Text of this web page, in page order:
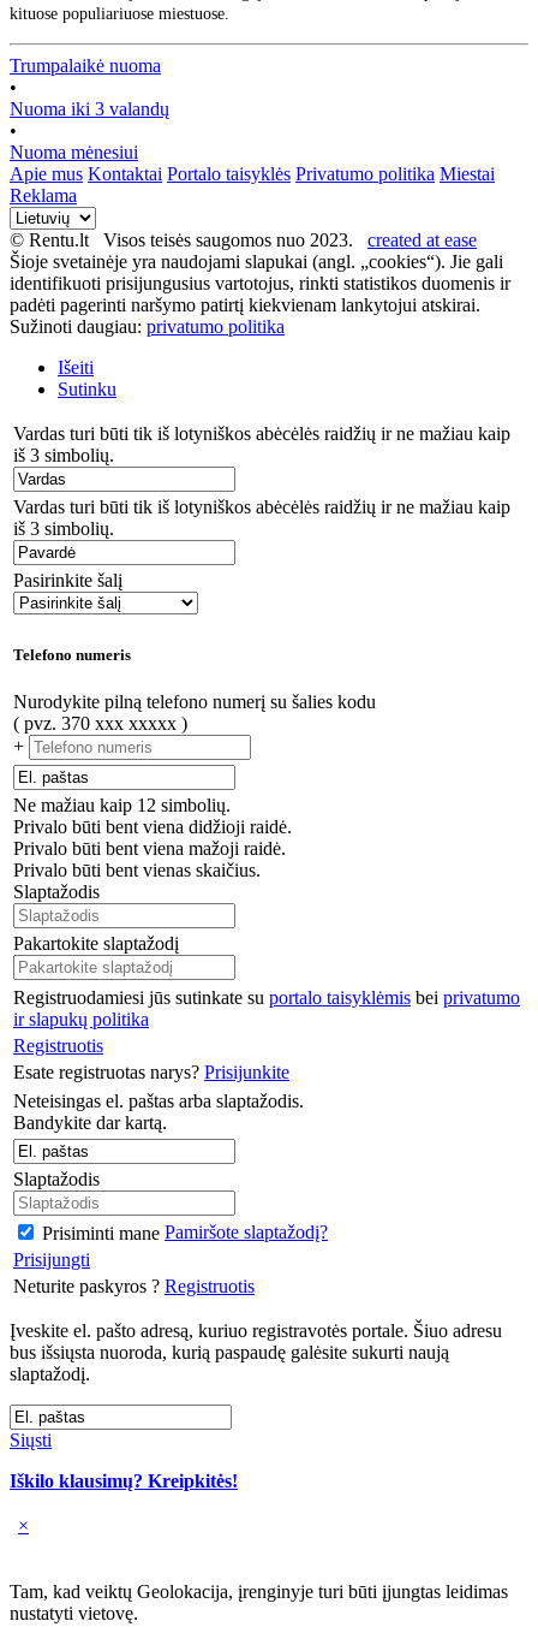
kituose populiariuose miestuose.
Trumpalaikė nuoma
•
Nuoma iki 3 valandų
•
Nuoma mėnesiui
Apie mus Kontaktai Portalo taisyklės Privatumo politika Miestai
Reklama
© Rentu.lt Visos teisės saugomos nuo 2023. created at ease
Šioje svetainėje yra naudojami slapukai (angl. „cookies“). Jie gali
identifikuoti prisijungusius vartotojus, rinkti statistikos duomenis ir
padėti pagerinti naršymo patirtį kiekvienam lankytojui atskirai.
Sužinoti daugiau: privatumo politika
Išeiti
Sutinku
Vardas turi būti tik iš lotyniškos abėcėlės raidžių ir ne mažiau kaip
iš 3 simbolių.
Vardas turi būti tik iš lotyniškos abėcėlės raidžių ir ne mažiau kaip
iš 3 simbolių.
Pasirinkite šalį
Telefono numeris
Nurodykite pilną telefono numerį su šalies kodu
( pvz. 370 xxx xxxxx )
+
Ne mažiau kaip 12 simbolių.
Privalo būti bent viena didžioji raidė.
Privalo būti bent viena mažoji raidė.
Privalo būti bent vienas skaičius.
Slaptažodis
Pakartokite slaptažodį
Registruodamiesi jūs sutinkate su portalo taisyklėmis bei privatumo
ir slapukų politika
Registruotis
Esate registruotas narys? Prisijunkite
Neteisingas el. paštas arba slaptažodis.
Bandykite dar kartą.
Slaptažodis
Prisiminti mane Pamiršote slaptažodį?
Prisijungti
Neturite paskyros ? Registruotis
Įveskite el. pašto adresą, kuriuo registravotės portale. Šiuo adresu
bus išsiųsta nuoroda, kurią paspaudę galėsite sukurti naują
slaptažodį.
Siųsti
Iškilo klausimų? Kreipkitės!
×
Tam, kad veiktų Geolokacija, įrenginyje turi būti įjungtas leidimas
nustatyti vietovę.